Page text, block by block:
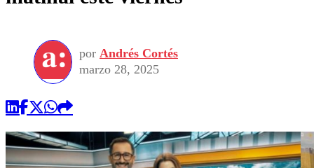
por Andrés Cortés
marzo 28, 2025